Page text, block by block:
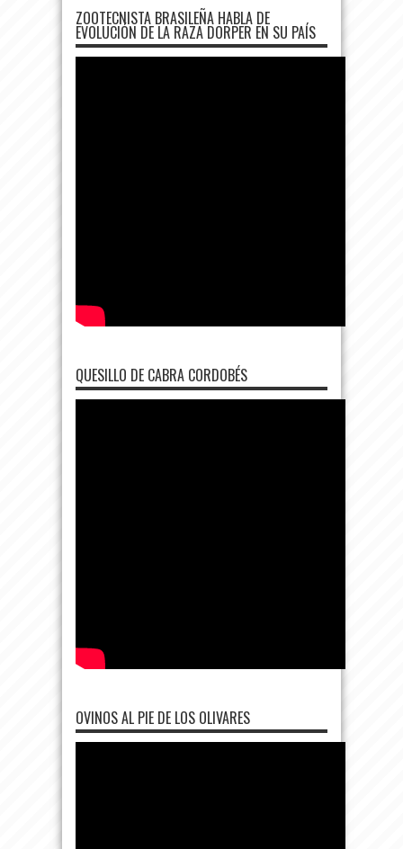
ZOOTECNISTA BRASILEÑA HABLA DE
EVOLUCIÓN DE LA RAZA DORPER EN SU PAÍS
QUESILLO DE CABRA CORDOBÉS
OVINOS AL PIE DE LOS OLIVARES